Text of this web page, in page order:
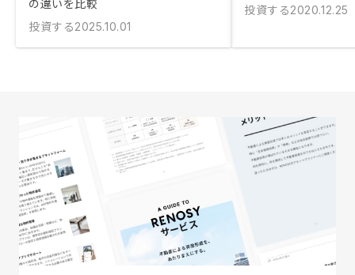
の違いを比較
投資する2025.10.01
投資する2020.12.25